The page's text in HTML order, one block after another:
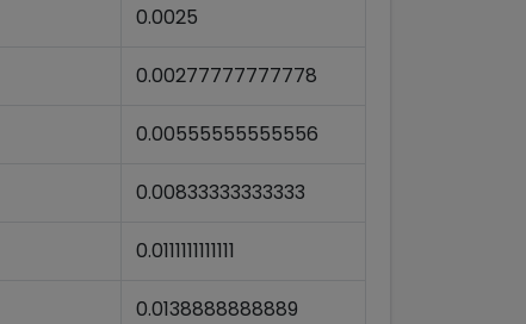
0.0025
0.00277777777778
0.00555555555556
0.00833333333333
0.0111111111111
0.0138888888889